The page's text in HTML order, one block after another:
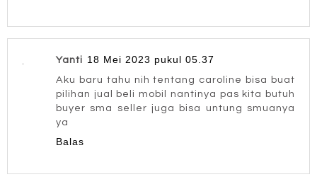
Yanti 18 Mei 2023 pukul 05.37
Aku baru tahu nih tentang caroline bisa buat
pilihan jual beli mobil nantinya pas kita butuh
buyer sma seller juga bisa untung smuanya
ya
Balas